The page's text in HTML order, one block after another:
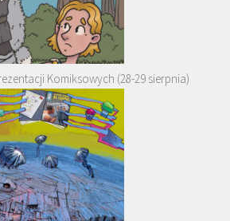
Komiksowych (28-29 sierpnia)